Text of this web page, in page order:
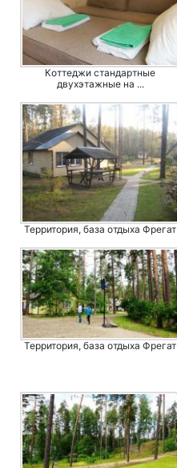
Коттеджи стандартные
двухэтажные на ...
Территория, база отдыха Фрегат
Территория, база отдыха Фрегат